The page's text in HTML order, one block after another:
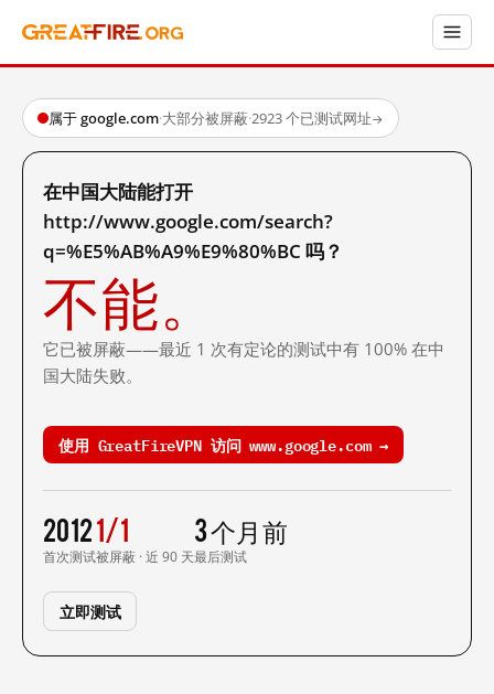
属于 google.com·大部分被屏蔽·2923 个已测试网址→
在中国大陆能打开
http://www.google.com/search?
q=%E5%AB%A9%E9%80%BC 吗？
不能。
它已被屏蔽——最近 1 次有定论的测试中有 100% 在中
国大陆失败。
使用 GreatFireVPN 访问 www.google.com →
2012
首次测试
1/1
被屏蔽 · 近 90 天
3 个月前
最后测试
立即测试